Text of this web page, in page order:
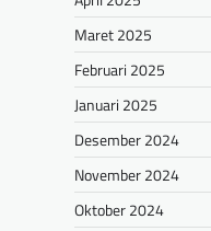
Maret 2025
Februari 2025
Januari 2025
Desember 2024
November 2024
Oktober 2024